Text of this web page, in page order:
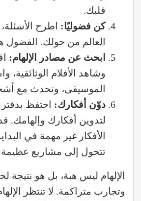
قلبك.
كن فضوليًا: اطرح
العالم من حولك. الفضول
ابحث عن مصادر الإلهام:
وشاهد الأفلام الوثائقية،
الموسيقى، وتحدث مع
دوّن أفكارك: احتفظ
لتدوين أفكارك وإلهامك.
الأفكار غير مهمة في
تتحول إلى مشاريع
الإلهام ليس هبة، بل هو نتيجة
وتجارب متراكمة. لا تنتظر